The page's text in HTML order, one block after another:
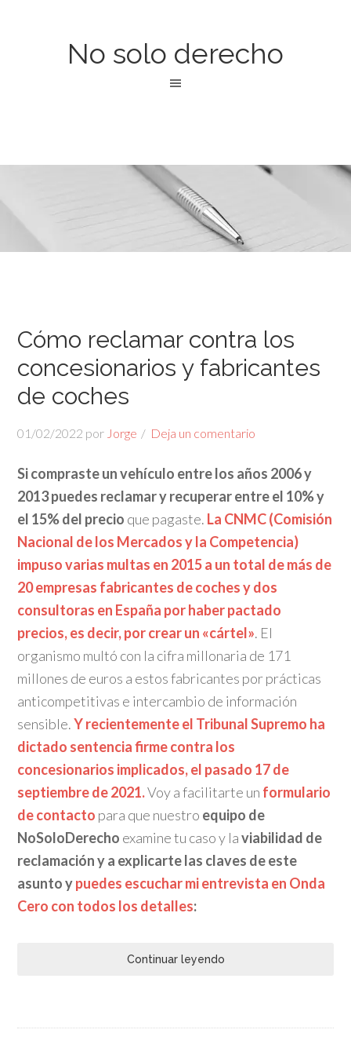
No solo derecho
Cómo reclamar contra los
concesionarios y fabricantes
de coches
01/02/2022 por Jorge Deja un comentario
Si compraste un vehículo entre los años 2006 y
2013 puedes reclamar y recuperar entre el 10% y
el 15% del precio que pagaste. La CNMC (Comisión
Nacional de los Mercados y la Competencia)
impuso varias multas en 2015 a un total de más de
20 empresas fabricantes de coches y dos
consultoras en España por haber pactado
precios, es decir, por crear un «cártel». El
organismo multó con la cifra millonaria de 171
millones de euros a estos fabricantes por prácticas
anticompetitivas e intercambio de información
sensible.Y recientemente el Tribunal Supremo ha
dictado sentencia firme contra los
concesionarios implicados, el pasado 17 de
septiembre de 2021.Voy a facilitarte un formulario
de contacto para que nuestro equipo de
NoSoloDerecho examine tu caso y laviabilidad de
reclamación y a explicarte las claves de este
asunto ypuedes escuchar mi entrevista en Onda
Cero con todos los detalles:
Continuar leyendo